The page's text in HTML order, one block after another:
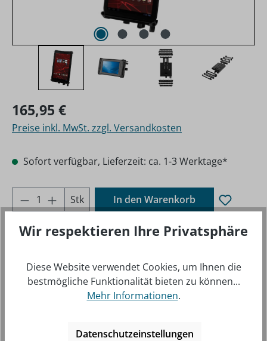
Regulärer Preis:
165,95 €
Preise inkl. MwSt. zzgl. Versandkosten
Sofort verfügbar, Lieferzeit: ca. 1-3 Werktage*
Produkt Anzahl: Gib den gewünschten
Stk In den Warenkorb
Produktnu
410685
Nr.:
Wir respektieren Ihre Privatsphäre
Diese Website verwendet Cookies, um Ihnen die
bestmögliche Funktionalität bieten zu können...
Mehr Informationen.
Datenschutzeinstellungen